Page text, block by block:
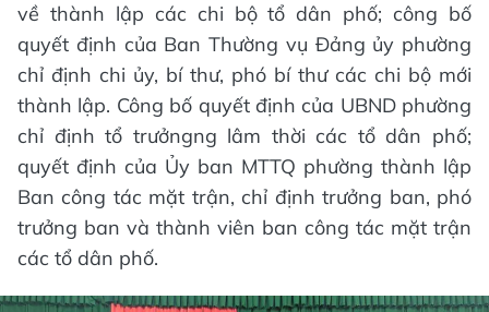
về thành lập các chi bộ tổ dân phố; công bố
quyết định của Ban Thường vụ Đảng ủy phường
chỉ định chi ủy, bí thư, phó bí thư các chi bộ mới
thành lập. Công bố quyết định của UBND phường
chỉ định tổ trưởngng lâm thời các tổ dân phố;
quyết định của Ủy ban MTTQ phường thành lập
Ban công tác mặt trận, chỉ định trưởng ban, phó
trưởng ban và thành viên ban công tác mặt trận
các tổ dân phố.